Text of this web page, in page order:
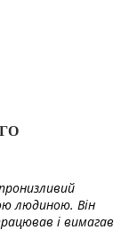
людиною. Він
і вимагав